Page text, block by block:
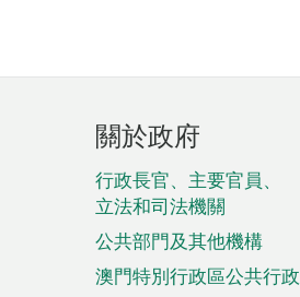
頁
腳
菜
單
關於政府
行政長官、主要官員、
立法和司法機關
公共部門及其他機構
澳門特別行政區公共行政